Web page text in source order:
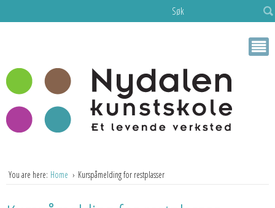
Søk
You are here: Home Kurspåmelding for restplasser